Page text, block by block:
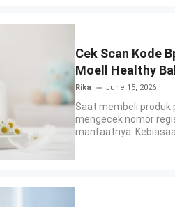
Cek Scan Kode
Moell Healthy
Body Lotion
Rika June 15, 2026
Saat membeli produk
mengecek nomor
manfaatnya.